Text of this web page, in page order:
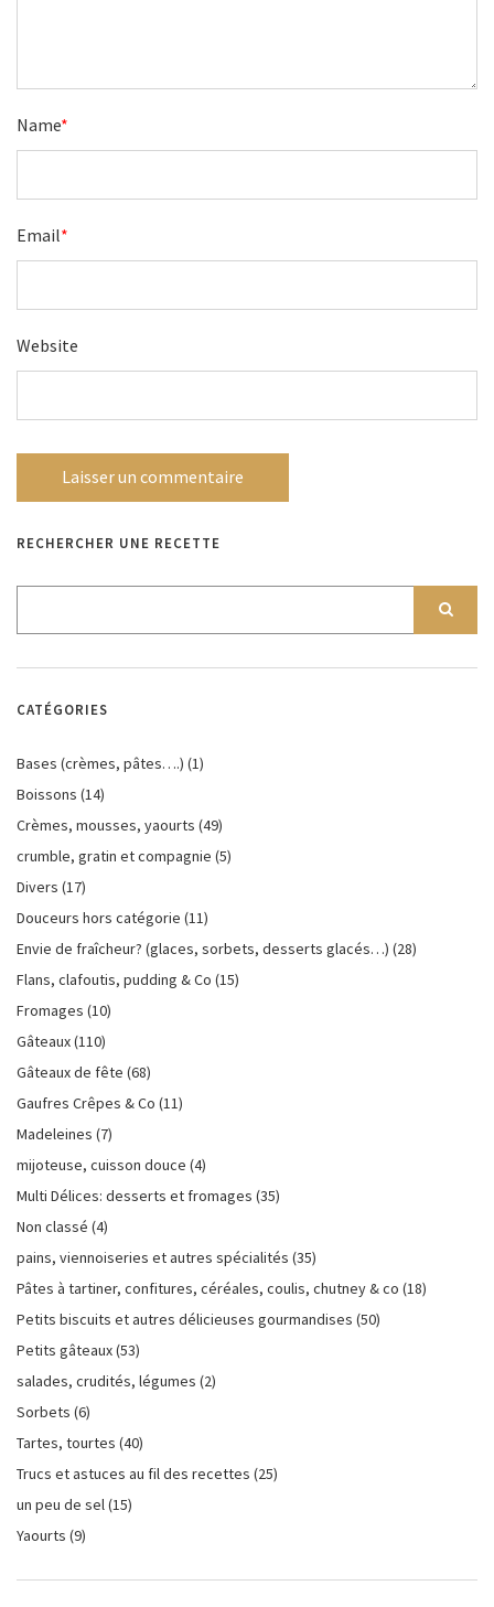
Name*
Email*
Website
RECHERCHER UNE RECETTE
CATÉGORIES
Bases (crèmes, pâtes….) (1)
Boissons (14)
Crèmes, mousses, yaourts (49)
crumble, gratin et compagnie (5)
Divers (17)
Douceurs hors catégorie (11)
Envie de fraîcheur? (glaces, sorbets, desserts glacés…) (28)
Flans, clafoutis, pudding & Co (15)
Fromages (10)
Gâteaux(110)
Gâteaux de fête (68)
Gaufres Crêpes & Co (11)
Madeleines (7)
mijoteuse, cuisson douce (4)
Multi Délices: desserts et fromages (35)
Non classé (4)
pains, viennoiseries et autres spécialités (35)
Pâtes à tartiner, confitures, céréales, coulis, chutney & co (18)
Petits biscuits et autres délicieuses gourmandises (50)
Petits gâteaux(53)
salades, crudités, légumes (2)
Sorbets (6)
Tartes, tourtes (40)
Trucs et astuces au fil des recettes (25)
un peu de sel(15)
Yaourts (9)